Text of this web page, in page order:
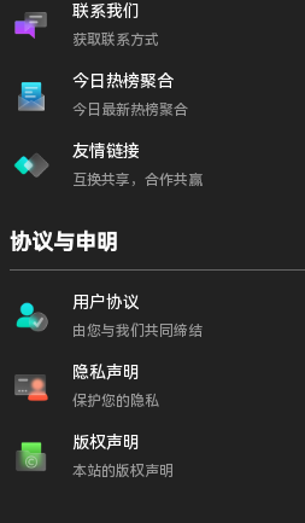
联系我们
获取联系方式
今日热榜聚合
今日最新热榜聚合
友情链接
互换共享，合作共赢
协议与申明
用户协议
由您与我们共同缔结
隐私声明
保护您的隐私
版权声明
本站的版权声明